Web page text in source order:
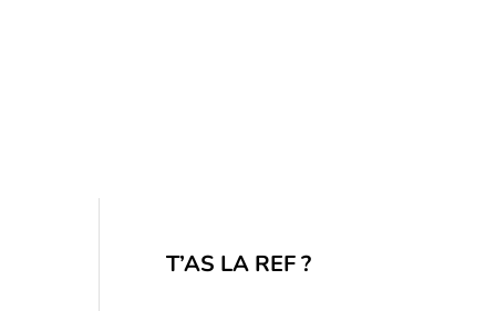
T’AS LA REF ?